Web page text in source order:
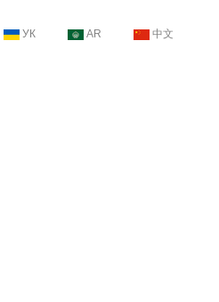
УК AR 中文